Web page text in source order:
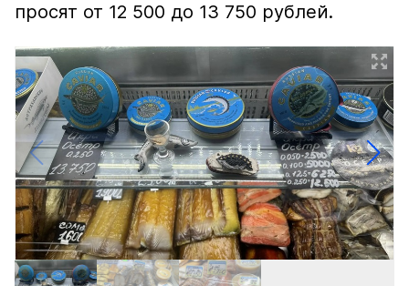
просят от 12 500 до 13 750 рублей.